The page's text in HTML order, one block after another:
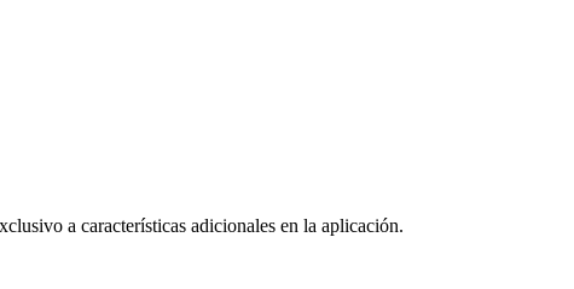
a características adicionales en la aplicación.